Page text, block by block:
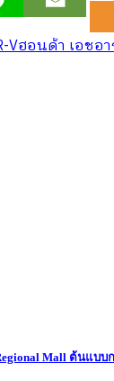
Vฮอนด้า เอชอา
Mall ต้นแบ